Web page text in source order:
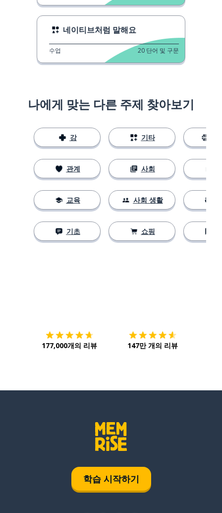
네이티브처럼 말해요
수업 20 단어 및 구문
나에게 맞는 다른 주제 찾아보기
강
관계
교육
기초
기타
사회
사회 생활
쇼핑
177,000개의 리뷰 147만 개의 리뷰
학습 시작하기